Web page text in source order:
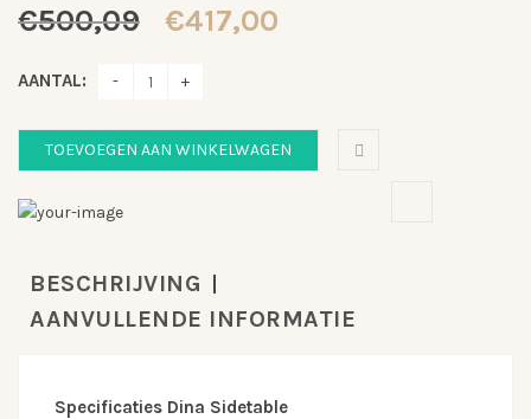
€500,09 Oorspronkelijke
was:
€417,00
AANTAL:
TOEVOEGEN AAN WINKELWAGEN
BESCHRIJVING
AANVULLENDE INFORMATIE
Specificaties Dina Sidetable